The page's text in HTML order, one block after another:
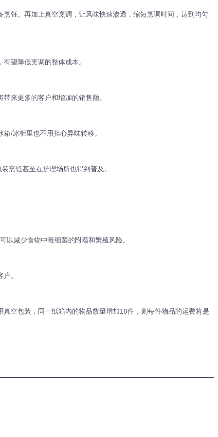
饪。 再加上真空烹调，让风味快速渗透，缩短烹调时间，达到均匀
望降低烹调的整体成本。
带来更多的客户和增加的销售额。
/冰柜里也不用担心异味转移。
烹饪甚至在护理场所也得到普及。
以减少食物中毒细菌的附着和繁殖风险。
。
真空包装，同一纸箱内的物品数量增加10件，则每件物品的运费将是